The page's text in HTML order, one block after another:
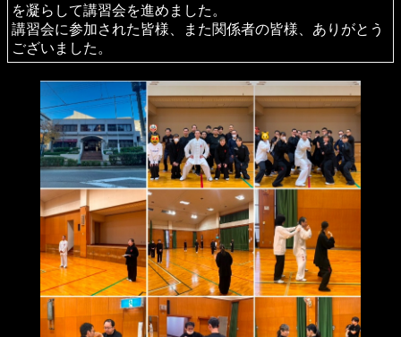
を凝らして講習会を進めました。
講習会に参加された皆様、また関係者の皆様、ありがとう
ございました。